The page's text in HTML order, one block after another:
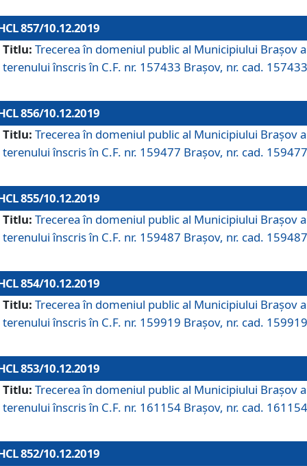
857/10.12.2019
Titlu: Trecerea în domeniul public al Municipiului Braşov a
terenului înscris în C.F. nr. 157433 Brașov, nr. cad.
856/10.12.2019
Titlu: Trecerea în domeniul public al Municipiului Braşov a
terenului înscris în C.F. nr. 159477 Brașov, nr. cad.
855/10.12.2019
Titlu: Trecerea în domeniul public al Municipiului Braşov a
terenului înscris în C.F. nr. 159487 Brașov, nr. cad.
854/10.12.2019
Titlu: Trecerea în domeniul public al Municipiului Braşov a
terenului înscris în C.F. nr. 159919 Brașov, nr. cad.
853/10.12.2019
Titlu: Trecerea în domeniul public al Municipiului Braşov a
terenului înscris în C.F. nr. 161154 Brașov, nr. cad.
852/10.12.2019